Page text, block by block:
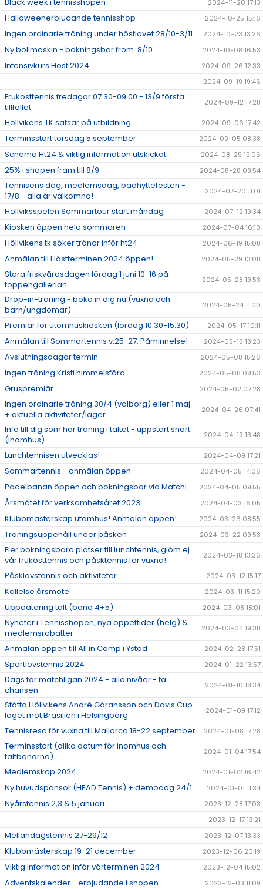
2024-11-20 17:13
Halloweenerbjudande tennisshop 2024-10-25 15:16
Ingen ordinarie träning under höstlovet 28/10-3/11 2024-10-23 13:26
Ny bollmaskin - bokningsbar from. 8/10 2024-10-08 16:53
Intensivkurs Höst 2024
2024-09-26 12:33
2024-09-19 19:46
Frukosttennis fredagar 07.30-09.00 - 13/9 första
tillfället
2024-09-12 17:28
Höllvikens TK satsar på utbildning 2024-09-06 17:42
Terminsstart torsdag 5 september 2024-09-05 08:38
Schema Ht24 & viktig information utskickat 2024-08-29 19:06
25% i shopen fram till 8/9 2024-08-28 08:54
Tennisens dag, medlemsdag, badhyttefesten -
17/8 - alla är välkomna!
2024-07-20 11:01
Höllviksspelen Sommartour start måndag 2024-07-12 19:34
Kiosken öppen hela sommaren 2024-07-04 16:10
Höllvikens tk söker tränar inför ht24 2024-06-19 15:08
Anmälan till Höstterminen 2024 öppen! 2024-05-29 13:08
Stora friskvårdsdagen lördag 1 juni 10-16 på
toppengallerian
2024-05-28 19:53
Drop-in-träning - boka in dig nu (vuxna och
barn/ungdomar)
2024-05-24 11:00
Premiär för utomhuskiosken (lördag 10.30-15.30) 2024-05-17 10:11
Anmälan till Sommartennis v.25-27. Påminnelse! 2024-05-15 13:23
Avslutningsdagar termin 2024-05-08 15:26
Ingen träning Kristi himmelsfärd 2024-05-08 08:53
Gruspremiär 2024-05-02 07:28
Ingen ordinarie träning 30/4 (valborg) eller 1 maj
+ aktuella aktiviteter/läger
2024-04-26 07:41
Info till dig som har träning i tältet - uppstart snart
(inomhus)
2024-04-19 13:48
Lunchtennisen utvecklas! 2024-04-09 17:21
Sommartennis - anmälan öppen 2024-04-05 14:06
Padelbanan öppen och bokningsbar via Matchi 2024-04-05 09:55
Årsmötet för verksamhetsåret 2023 2024-04-03 16:05
Klubbmästerskap utomhus! Anmälan öppen! 2024-03-26 08:55
Träningsuppehåll under påsken 2024-03-22 09:53
Fler bokningsbara platser till lunchtennis, glöm ej
vår frukosttennis och påsktennis för vuxna!
2024-03-18 13:36
Påsklovstennis och aktiviteter 2024-03-12 15:17
Kallelse årsmöte 2024-03-11 15:20
Uppdatering tält (bana 4+5) 2024-03-08 18:01
Nyheter i Tennisshopen, nya öppettider (helg) &
medlemsrabatter
2024-03-04 19:38
Anmälan öppen till All in Camp i Ystad 2024-02-28 17:51
Sportlovstennis 2024 2024-01-22 13:57
Dags för matchligan 2024 - alla nivåer - ta
chansen
2024-01-10 18:34
Stötta Höllvikens André Göransson och Davis Cup
laget mot Brasilien i Helsingborg
2024-01-09 17:12
Tennisresa för vuxna till Mallorca 18-22 september 2024-01-08 17:28
Terminsstart (olika datum för inomhus och
tältbanorna)
2024-01-04 17:54
Medlemskap 2024 2024-01-02 16:42
Ny huvudsponsor (HEAD Tennis) + demodag 24/1 2024-01-01 11:34
Nyårstennis 2,3 & 5 januari
2023-12-28 17:03
2023-12-17 13:21
Mellandagstennis 27-29/12 2023-12-07 13:33
Klubbmästerskap 19-21 december 2023-12-06 20:19
Viktig information inför vårterminen 2024 2023-12-04 15:02
Adventskalender - erbjudande i shopen 2023-12-03 11:09